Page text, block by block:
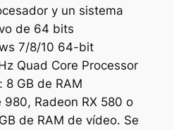
y un sistema
de 64 bits
7/8/10 64-bit
Quad Core Processor
8 GB de RAM
980, Radeon RX 580 o
de RAM de vídeo. Se